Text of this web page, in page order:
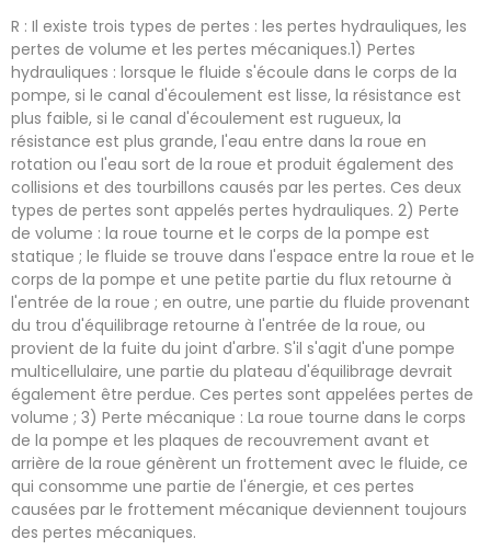
R : Il existe trois types de pertes : les pertes hydrauliques, les
pertes de volume et les pertes mécaniques.1) Pertes
hydrauliques : lorsque le fluide s'écoule dans le corps de la
pompe, si le canal d'écoulement est lisse, la résistance est
plus faible, si le canal d'écoulement est rugueux, la
résistance est plus grande, l'eau entre dans la roue en
rotation ou l'eau sort de la roue et produit également des
collisions et des tourbillons causés par les pertes. Ces deux
types de pertes sont appelés pertes hydrauliques. 2) Perte
de volume : la roue tourne et le corps de la pompe est
statique ; le fluide se trouve dans l'espace entre la roue et le
corps de la pompe et une petite partie du flux retourne à
l'entrée de la roue ; en outre, une partie du fluide provenant
du trou d'équilibrage retourne à l'entrée de la roue, ou
provient de la fuite du joint d'arbre. S'il s'agit d'une pompe
multicellulaire, une partie du plateau d'équilibrage devrait
également être perdue. Ces pertes sont appelées pertes de
volume ; 3) Perte mécanique : La roue tourne dans le corps
de la pompe et les plaques de recouvrement avant et
arrière de la roue génèrent un frottement avec le fluide, ce
qui consomme une partie de l'énergie, et ces pertes
causées par le frottement mécanique deviennent toujours
des pertes mécaniques.